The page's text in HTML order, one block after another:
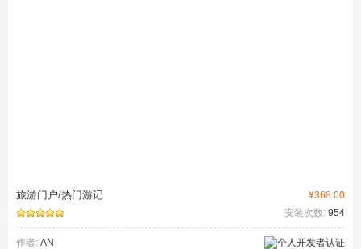
¥368.00
旅游门户/热门游记
安装次数: 954
作者: AN